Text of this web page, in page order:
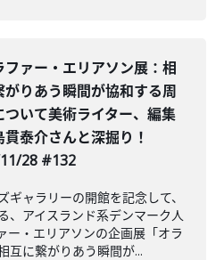
ファー・エリアソン展：相
がりあう瞬間が協和する周
ついて美術ライター、編集
貫泰介さんと深掘り！
28 #132
ギャラリーの開館を記念して、
、アイスランド系デンマーク人
ー・エリアソンの企画展「オラ
互に繋がりあう瞬間が...